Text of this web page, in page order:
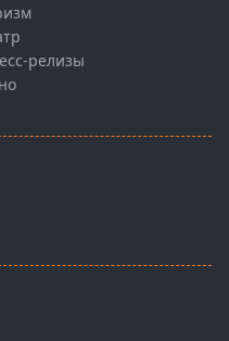
релизы